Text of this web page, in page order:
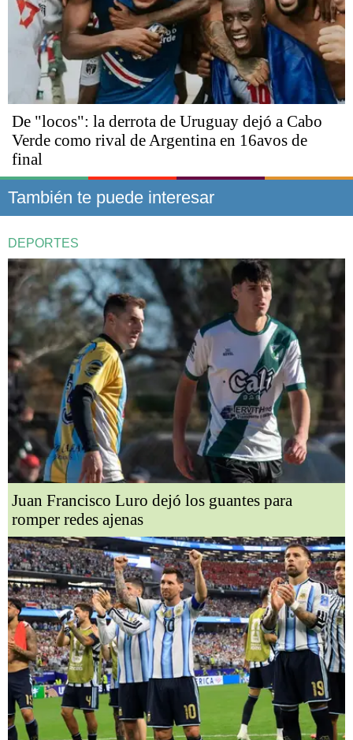
De "locos": la derrota de Uruguay dejó a Cabo
Verde como rival de Argentina en 16avos de
final
También te puede interesar
DEPORTES
Juan Francisco Luro dejó los guantes para
romper redes ajenas